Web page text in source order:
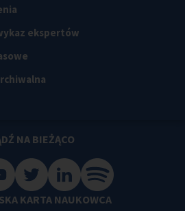
ekspertów
NA BIEŻĄCO
KARTA NAUKOWCA